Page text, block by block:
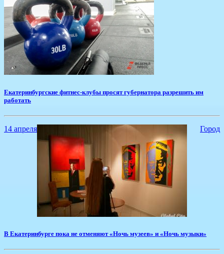
Екатеринбургские фитнес-клубы просят губернатора разрешить им
работать
14 апреля Город
В Екатеринбурге пока не отменяют «Ночь музеев» и «Ночь музыки»